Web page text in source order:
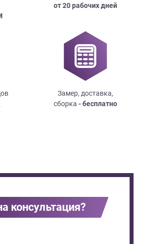
от 20 рабочих дней
Замер, доставка,
сборка - бесплатно
консультация?